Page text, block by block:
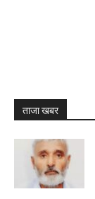
ताजा खबर